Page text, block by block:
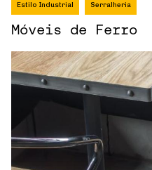
Estilo Industrial Serralheria
Móveis de Ferro